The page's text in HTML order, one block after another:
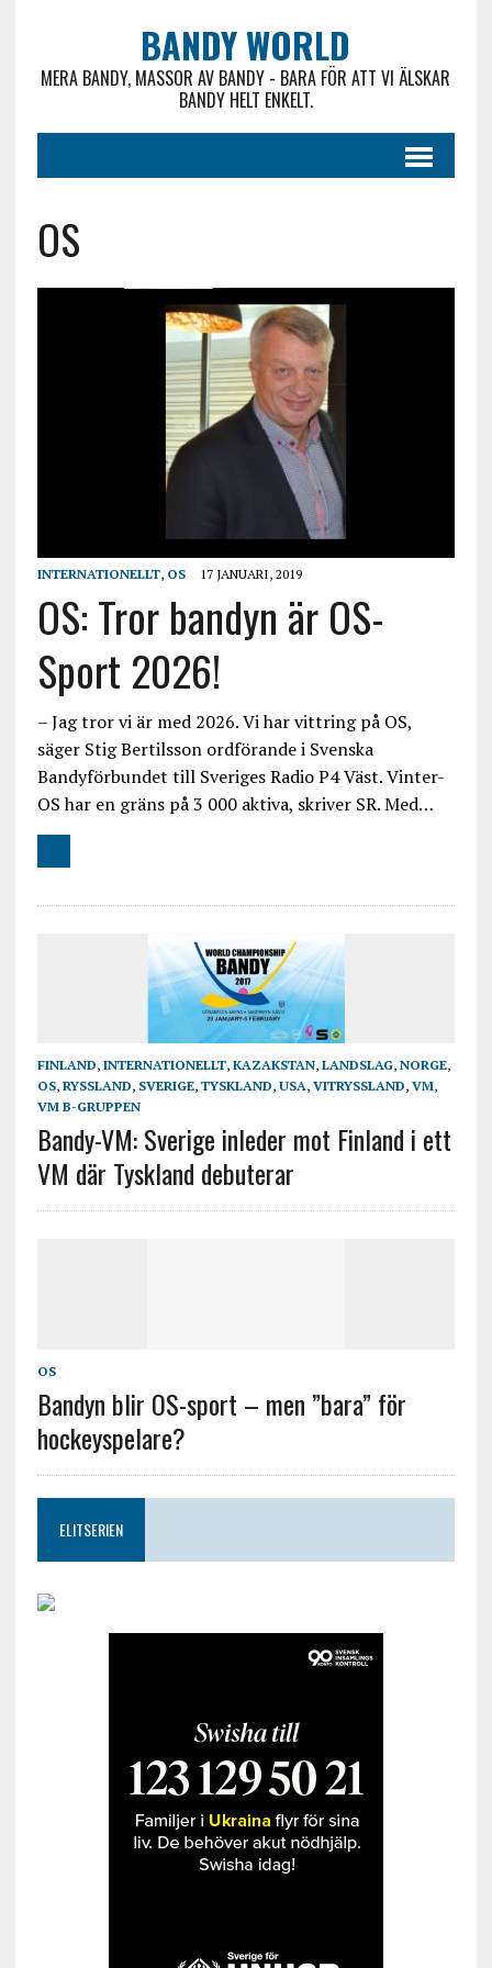
BANDY WORLD
MERA BANDY, MASSOR AV BANDY - BARA FÖR ATT VI ÄLSKAR
BANDY HELT ENKELT.
OS
INTERNATIONELLT, OS 17 JANUARI, 2019
OS: Tror bandyn är OS-
Sport 2026!
– Jag tror vi är med 2026. Vi har vittring på OS,
säger Stig Bertilsson ordförande i Svenska
Bandyförbundet till Sveriges Radio P4 Väst. Vinter-
OS har en gräns på 3 000 aktiva, skriver SR. Med…
FINLAND, INTERNATIONELLT, KAZAKSTAN, LANDSLAG, NORGE,
OS, RYSSLAND, SVERIGE, TYSKLAND, USA, VITRYSSLAND, VM,
VM B-GRUPPEN
Bandy-VM: Sverige inleder mot Finland i ett
VM där Tyskland debuterar
OS
Bandyn blir OS-sport – men ”bara” för
hockeyspelare?
ELITSERIEN